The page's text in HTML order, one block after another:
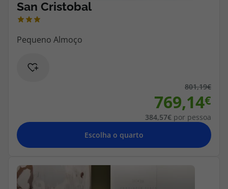
801,19
769,14
384,57
por pessoa
Escolha o quarto